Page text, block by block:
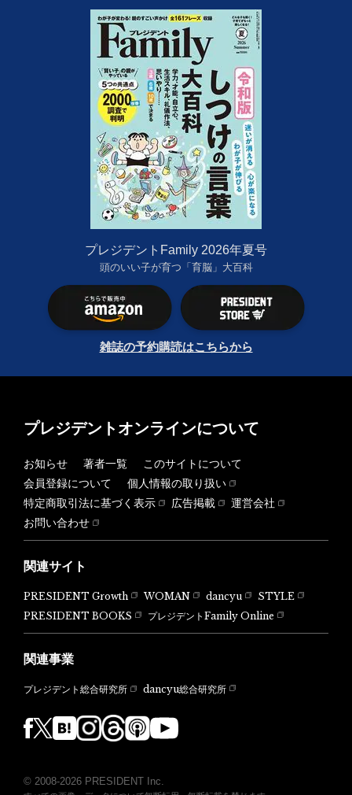
プレジデントFamily 2026年夏号
頭のいい子が育つ「育脳」大百科
雑誌の予約購読はこちらから
プレジデントオンラインについて
お知らせ 著者一覧
このサイトについて
会員登録について
個人情報の取り扱い
特定商取引法に基づく表示
広告掲載
運営会社
お問い合わせ
関連サイト
PRESIDENT Growth WOMAN dancyu
STYLE
PRESIDENT BOOKS
プレジデントFamily Online
関連事業
プレジデント総合研究所 dancyu総合研究所
© 2008-2026 PRESIDENT Inc.